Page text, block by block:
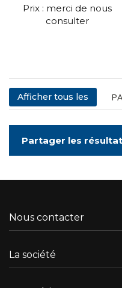
Prix : merci de nous
consulter
Afficher tous les
Partager les
Nous contacter
La société